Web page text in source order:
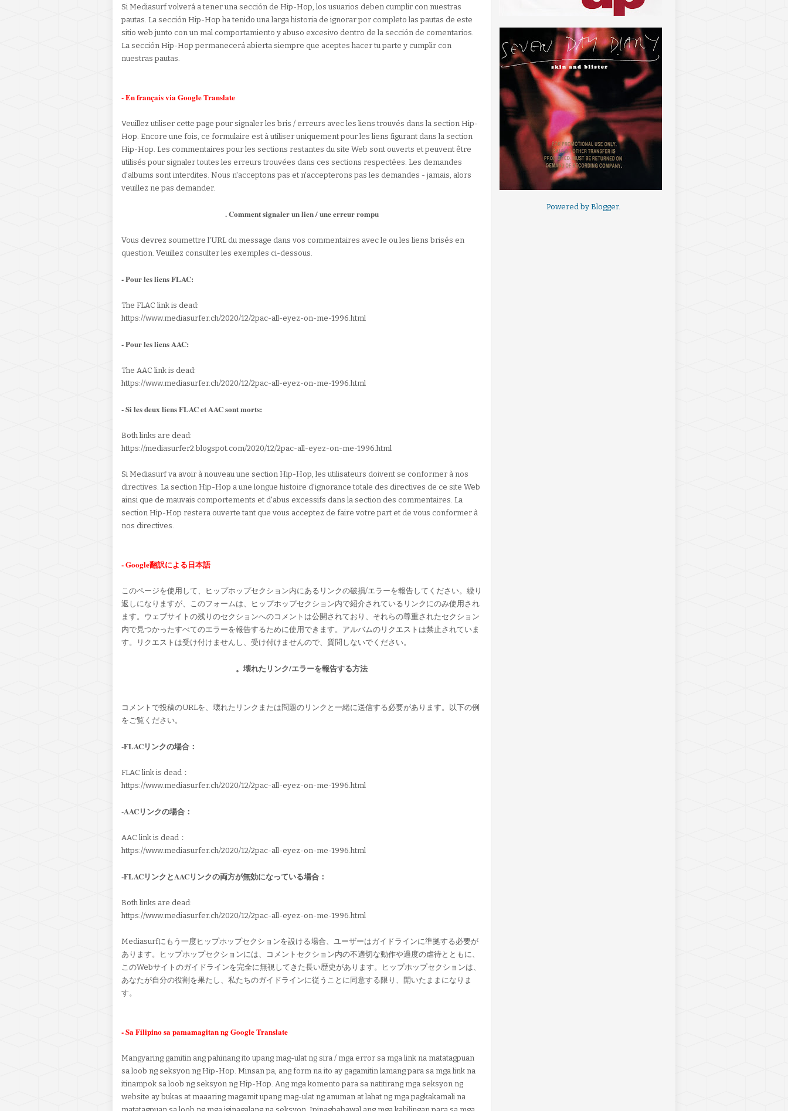
Si Mediasurf volverá a tener una sección de Hip-Hop, los usuarios deben cumplir con nuestras
pautas. La sección Hip-Hop ha tenido una larga historia de ignorar por completo las pautas de este
sitio web junto con un mal comportamiento y abuso excesivo dentro de la sección de comentarios.
La sección Hip-Hop permanecerá abierta siempre que aceptes hacer tu parte y cumplir con
nuestras pautas.
- En français via Google Translate
Veuillez utiliser cette page pour signaler les bris / erreurs avec les liens trouvés dans la section Hip-
Hop. Encore une fois, ce formulaire est à utiliser uniquement pour les liens figurant dans la section
Hip-Hop. Les commentaires pour les sections restantes du site Web sont ouverts et peuvent être
utilisés pour signaler toutes les erreurs trouvées dans ces sections respectées. Les demandes
d'albums sont interdites. Nous n'acceptons pas et n'accepterons pas les demandes - jamais, alors
veuillez ne pas demander.
. Comment signaler un lien / une erreur rompu
Vous devrez soumettre l'URL du message dans vos commentaires avec le ou les liens brisés en
question. Veuillez consulter les exemples ci-dessous.
- Pour les liens FLAC:
The FLAC link is dead:
https://www.mediasurfer.ch/2020/12/2pac-all-eyez-on-me-1996.html
- Pour les liens AAC:
The AAC link is dead:
https://www.mediasurfer.ch/2020/12/2pac-all-eyez-on-me-1996.html
- Si les deux liens FLAC et AAC sont morts:
Both links are dead:
https://mediasurfer2.blogspot.com/2020/12/2pac-all-eyez-on-me-1996.html
Si Mediasurf va avoir à nouveau une section Hip-Hop, les utilisateurs doivent se conformer à nos
directives. La section Hip-Hop a une longue histoire d'ignorance totale des directives de ce site Web
ainsi que de mauvais comportements et d'abus excessifs dans la section des commentaires. La
section Hip-Hop restera ouverte tant que vous acceptez de faire votre part et de vous conformer à
nos directives.
- Google翻訳による日本語
このページを使用して、ヒップホップセクション内にあるリンクの破損/エラーを報告してください。繰り
返しになりますが、このフォームは、ヒップホップセクション内で紹介されているリンクにのみ使用され
ます。ウェブサイトの残りのセクションへのコメントは公開されており、それらの尊重されたセクション
内で見つかったすべてのエラーを報告するために使用できます。アルバムのリクエストは禁止されていま
す。リクエストは受け付けませんし、受け付けませんので、質問しないでください。
。壊れたリンク/エラーを報告する方法
コメントで投稿のURLを、壊れたリンクまたは問題のリンクと一緒に送信する必要があります。以下の例
をご覧ください。
-FLACリンクの場合：
FLAC link is dead：
https://www.mediasurfer.ch/2020/12/2pac-all-eyez-on-me-1996.html
-AACリンクの場合：
AAC link is dead ：
https://www.mediasurfer.ch/2020/12/2pac-all-eyez-on-me-1996.html
-FLACリンクとAACリンクの両方が無効になっている場合：
Both links are dead:
https://www.mediasurfer.ch/2020/12/2pac-all-eyez-on-me-1996.html
Mediasurfにもう一度ヒップホップセクションを設ける場合、ユーザーはガイドラインに準拠する必要が
あります。ヒップホップセクションには、コメントセクション内の不適切な動作や過度の虐待とともに、
このWebサイトのガイドラインを完全に無視してきた長い歴史があります。ヒップホップセクションは、
あなたが自分の役割を果たし、私たちのガイドラインに従うことに同意する限り、開いたままになりま
す。
- Sa Filipino sa pamamagitan ng Google Translate
Mangyaring gamitin ang pahinang ito upang mag-ulat ng sira / mga error sa mga link na matatagpuan
sa loob ng seksyon ng Hip-Hop. Minsan pa, ang form na ito ay gagamitin lamang para sa mga link na
itinampok sa loob ng seksyon ng Hip-Hop. Ang mga komento para sa natitirang mga seksyon ng
website ay bukas at maaaring magamit upang mag-ulat ng anuman at lahat ng mga pagkakamali na
Powered by Blogger.